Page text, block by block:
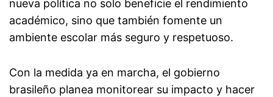
nueva política no solo beneficie el rendimiento
académico, sino que también fomente un
ambiente escolar más seguro y respetuoso.
Con la medida ya en marcha, el gobierno
brasileño planea monitorear su impacto y hacer